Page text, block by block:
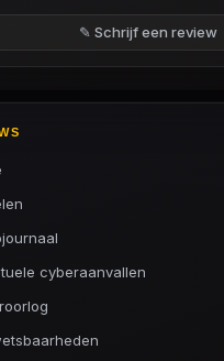
✎ Schrijf een review
cyberaanvallen